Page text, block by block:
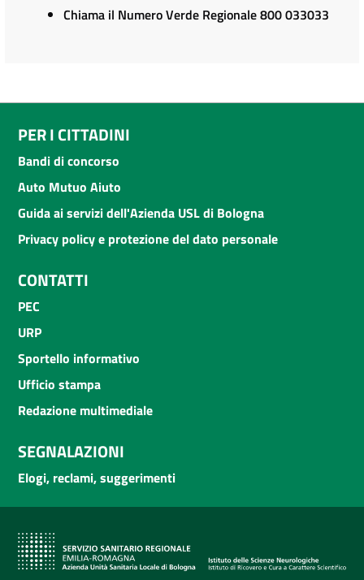
Chiama il Numero Verde Regionale 800 033033
PER I CITTADINI
Bandi di concorso
Auto Mutuo Aiuto
Guida ai servizi dell'Azienda USL di Bologna
Privacy policy e protezione del dato personale
CONTATTI
PEC
URP
Sportello informativo
Ufficio stampa
Redazione multimediale
SEGNALAZIONI
Elogi, reclami, suggerimenti